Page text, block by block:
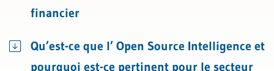
financier
Qu’est-ce que l’ Open Source Intelligence et
pourquoi est-ce pertinent pour le secteur